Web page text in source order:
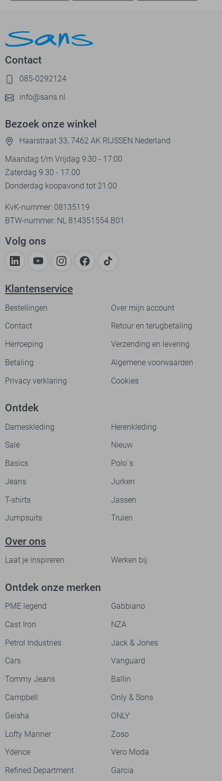
Contact
085-0292124
info@sans.nl
Bezoek onze winkel
Haarstraat 33, 7462 AK RIJSSEN Nederland
Maandag t/m Vrijdag 9:30 - 17:00
Zaterdag 9.30 - 17.00
Donderdag koopavond tot 21:00
KvK-nummer: 08135119
BTW-nummer: NL 814351554.B01
Volg ons
Klantenservice
Bestellingen
Over mijn account
Contact
Retour en terugbetaling
Herroeping
Verzending en levering
Betaling
Algemene voorwaarden
Privacy verklaring
Cookies
Ontdek
Dameskleding
Herenkleding
Sale
Nieuw
Basics
Polo`s
Jeans
Jurken
T-shirts
Jassen
Jumpsuits
Truien
Over ons
Laat je inspireren Werken bij
Ontdek onze merken
PME legend
Gabbiano
Cast Iron
NZA
Petrol Industries
Jack & Jones
Cars
Vanguard
Tommy Jeans
Ballin
Campbell
Only & Sons
Geisha
ONLY
Lofty Manner
Zoso
Ydence
Vero Moda
Refined Department
Garcia